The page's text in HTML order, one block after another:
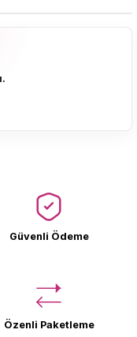
Güvenli Ödeme
Özenli Paketleme